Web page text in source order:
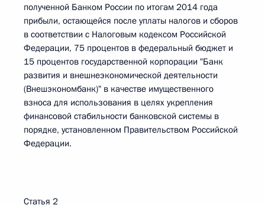
полученной Банком России по итогам 2014 года
прибыли, остающейся после уплаты налогов и сборов
в соответствии с Налоговым кодексом Российской
Федерации, 75 процентов в федеральный бюджет и
15 процентов государственной корпорации "Банк
развития и внешнеэкономической деятельности
(Внешэкономбанк)" в качестве имущественного
взноса для использования в целях укрепления
финансовой стабильности банковской системы в
порядке, установленном Правительством Российской
Федерации.
Статья 2